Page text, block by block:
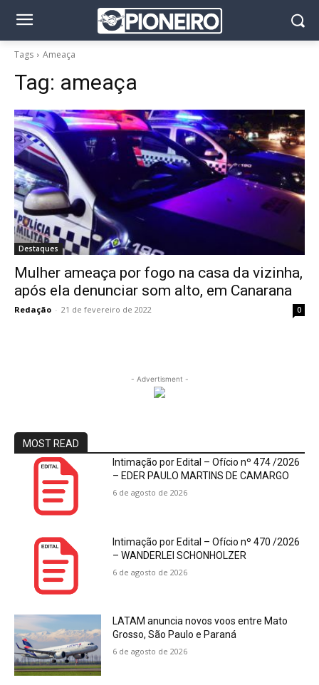
Tags Ameaça
Tag: ameaça
Destaques
Mulher ameaça por fogo na casa da vizinha,
após ela denunciar som alto, em Canarana
Redação - 21 de fevereiro de 2022 0
- Advertisment -
MOST READ
Intimação por Edital – Ofício nº 474 /2026
– EDER PAULO MARTINS DE CAMARGO
6 de agosto de 2026
Intimação por Edital – Ofício nº 470 /2026
– WANDERLEI SCHONHOLZER
6 de agosto de 2026
LATAM anuncia novos voos entre Mato
Grosso, São Paulo e Paraná
6 de agosto de 2026